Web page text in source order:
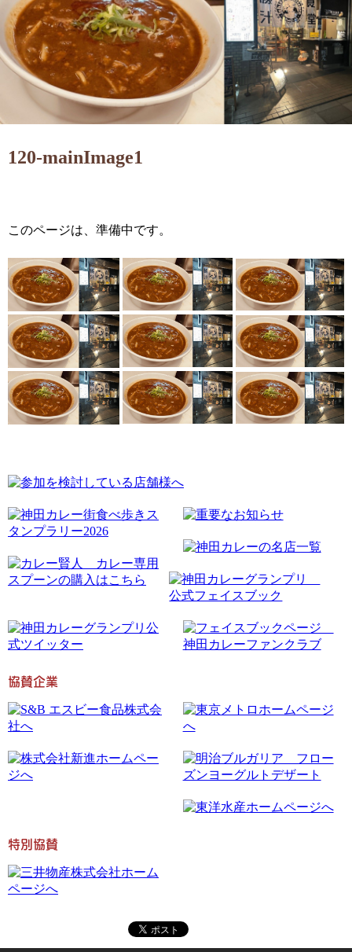
120-mainImage1
このページは、準備中です。
協賛企業
特別協賛